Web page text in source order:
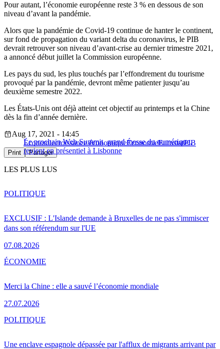
Pour autant, l’économie européenne reste 3 % en dessous de son
niveau d’avant la pandémie.
Alors que la pandémie de Covid-19 continue de hanter le continent,
sur fond de propagation du variant delta du coronavirus, le PIB
devrait retrouver son niveau d’avant-crise au dernier trimestre 2021,
a annoncé début juillet la Commission européenne.
Les pays du sud, les plus touchés par l’effondrement du tourisme
provoqué par la pandémie, devront même patienter jusqu’au
deuxième semestre 2022.
Les États-Unis ont déjà atteint cet objectif au printemps et la Chine
dès la fin d’année dernière.
Le prochain Web Summit, grand messe du numérique,
revient en présentiel à Lisbonne
Aug 17, 2021 - 14:45
Économiecroissance économiqueÉconomieEurostatPIB
Print Partager
LES PLUS LUS
EXCLUSIF : L'Islande demande à Bruxelles de ne pas s'immiscer
dans son référendum sur l'UE
07.08.2026
POLITIQUE
Merci la Chine : elle a sauvé l’économie mondiale
27.07.2026
ÉCONOMIE
Une enclave espagnole dépassée par l'afflux de migrants arrivant par
POLITIQUE